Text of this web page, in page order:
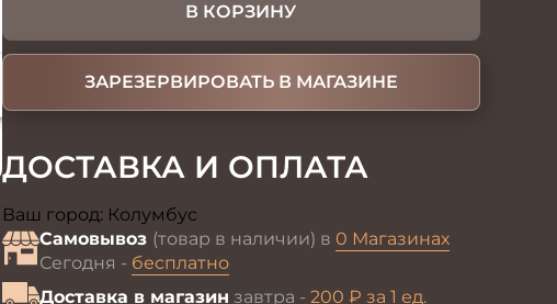
В КОРЗИНУ
ЗАРЕЗЕРВИРОВАТЬ В МАГАЗИНЕ
ДОСТАВКА И ОПЛАТА
Ваш город: Колумбус
Самовывоз (товар в наличии) в 0 Магазинах
Сегодня - бесплатно
Доставка в магазин завтра - 200 ₽ за 1 ед.